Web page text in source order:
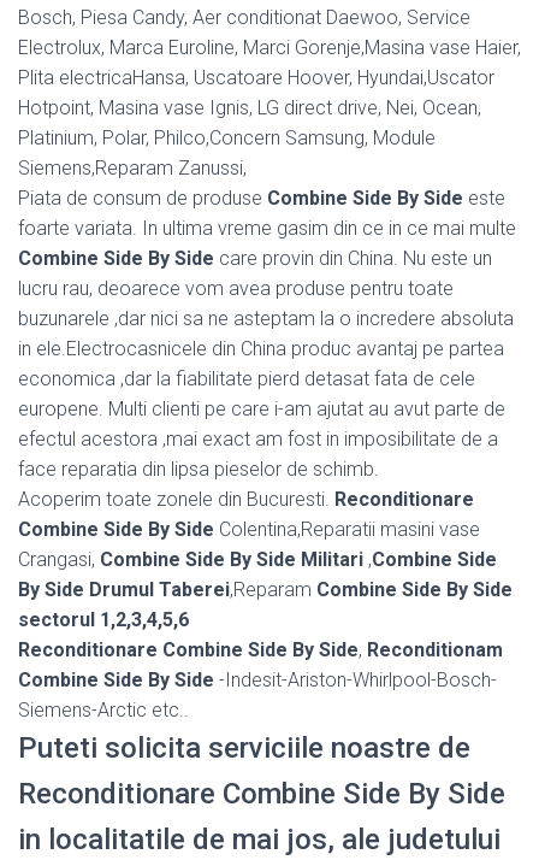
Bosch, Piesa Candy, Aer conditionat Daewoo, Service
Electrolux, Marca Euroline, Marci Gorenje,Masina vase Haier,
Plita electricaHansa, Uscatoare Hoover, Hyundai,Uscator
Hotpoint, Masina vase Ignis, LG direct drive, Nei, Ocean,
Platinium, Polar, Philco,Concern Samsung, Module
Siemens,Reparam Zanussi,
Piata de consum de produse Combine Side By Side este
foarte variata. In ultima vreme gasim din ce in ce mai multe
Combine Side By Side care provin din China. Nu este un
lucru rau, deoarece vom avea produse pentru toate
buzunarele ,dar nici sa ne asteptam la o incredere absoluta
in ele.Electrocasnicele din China produc avantaj pe partea
economica ,dar la fiabilitate pierd detasat fata de cele
europene. Multi clienti pe care i-am ajutat au avut parte de
efectul acestora ,mai exact am fost in imposibilitate de a
face reparatia din lipsa pieselor de schimb.
Acoperim toate zonele din Bucuresti. Reconditionare
Combine Side By Side Colentina,Reparatii masini vase
Crangasi, Combine Side By Side Militari ,Combine Side
By Side Drumul Taberei,Reparam Combine Side By Side
sectorul 1,2,3,4,5,6
Reconditionare Combine Side By Side, Reconditionam
Combine Side By Side -Indesit-Ariston-Whirlpool-Bosch-
Siemens-Arctic etc..
Puteti solicita serviciile noastre de
Reconditionare Combine Side By Side
in localitatile de mai jos, ale judetului